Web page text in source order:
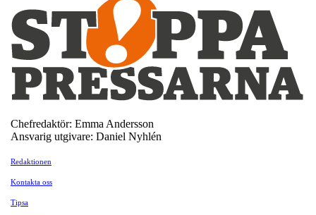
Chefredaktör: Emma Andersson
Ansvarig utgivare: Daniel Nyhlén
Redaktionen
Kontakta oss
Tipsa